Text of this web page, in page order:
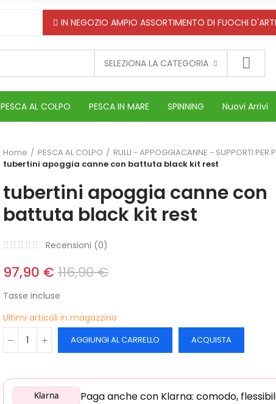
IN NEGOZIO AMPIO ASSORTIMENTO DI FUOCHI
SELEZIONA LA CATEGORIA
PESCA AL COLPO PESCA IN MARE SPINNING Nuovi Arrivi
Home PESCA AL COLPO
RULLI - APPOGGIACANNE - SUPPORTI PER
tubertini apoggia canne con battuta black kit rest
tubertini apoggia canne con
battuta black kit rest
Recensioni (0)
97,90 € 116,90 €
Tasse incluse
Ultimi articoli in magazzino
AGGIUNGI AL CARRELLO ACQUISTA
Klarna Paga anche con Klarna: comodo,